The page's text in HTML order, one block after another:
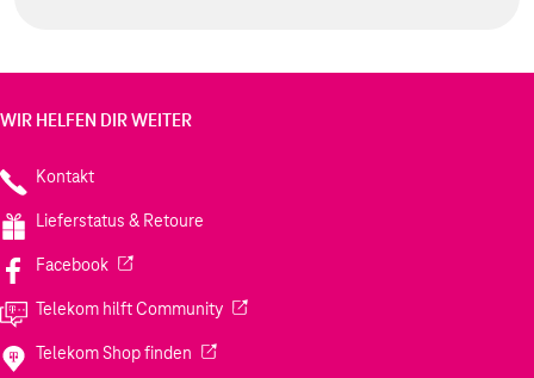
WIR HELFEN DIR WEITER
Kontakt
Lieferstatus & Retoure
Facebook(Wird in einem neuen Tab geöffnet)
Telekom hilft Community(Wird in einem neuen Tab geöffnet)
Telekom Shop finden (Wird in einem neuen Tab geöffnet)